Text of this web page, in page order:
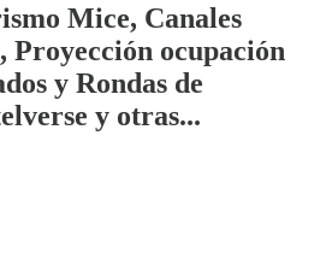
Mice, Canales
Proyección ocupación
y Rondas de
y otras...